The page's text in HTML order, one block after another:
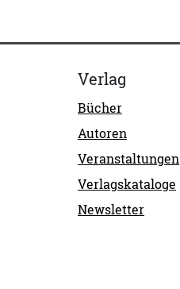
Verlag
Bücher
Autoren
Veranstaltungen
Verlagskataloge
Newsletter